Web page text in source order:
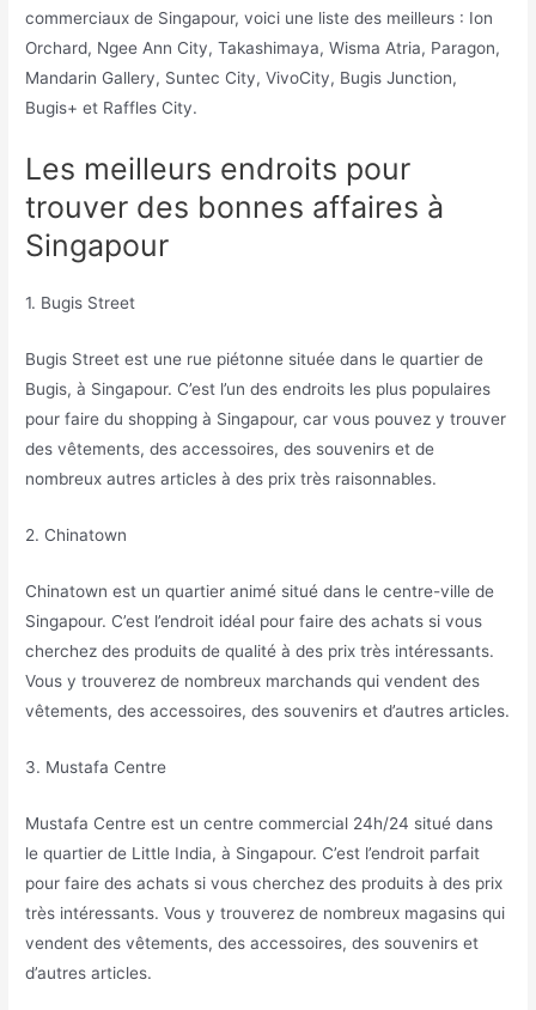
commerciaux de Singapour, voici une liste des meilleurs : Ion
Orchard, Ngee Ann City, Takashimaya, Wisma Atria, Paragon,
Mandarin Gallery, Suntec City, VivoCity, Bugis Junction,
Bugis+ et Raffles City.
Les meilleurs endroits pour
trouver des bonnes affaires à
Singapour
1. Bugis Street
Bugis Street est une rue piétonne située dans le quartier de
Bugis, à Singapour. C’est l’un des endroits les plus populaires
pour faire du shopping à Singapour, car vous pouvez y trouver
des vêtements, des accessoires, des souvenirs et de
nombreux autres articles à des prix très raisonnables.
2. Chinatown
Chinatown est un quartier animé situé dans le centre-ville de
Singapour. C’est l’endroit idéal pour faire des achats si vous
cherchez des produits de qualité à des prix très intéressants.
Vous y trouverez de nombreux marchands qui vendent des
vêtements, des accessoires, des souvenirs et d’autres articles.
3. Mustafa Centre
Mustafa Centre est un centre commercial 24h/24 situé dans
le quartier de Little India, à Singapour. C’est l’endroit parfait
pour faire des achats si vous cherchez des produits à des prix
très intéressants. Vous y trouverez de nombreux magasins qui
vendent des vêtements, des accessoires, des souvenirs et
d’autres articles.